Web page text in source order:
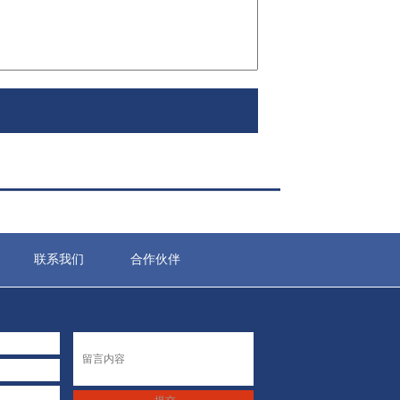
联系我们 合作伙伴